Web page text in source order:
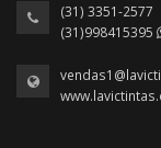
(31) 3351-2577
(31)998415395